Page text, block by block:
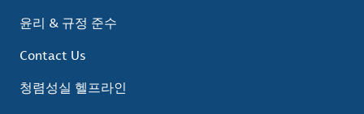
윤리 & 규정 준수
Contact Us
청렴성실 헬프라인